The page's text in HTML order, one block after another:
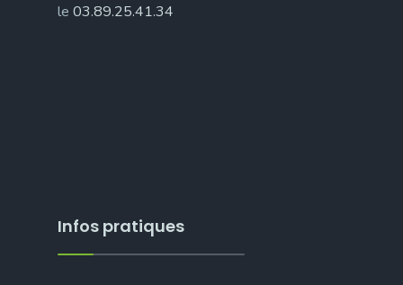
le 03.89.25.41.34
Infos pratiques